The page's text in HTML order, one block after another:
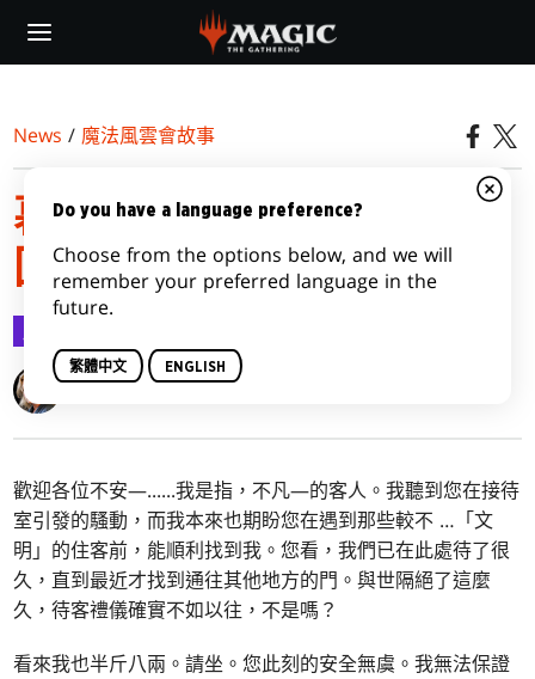
main
News / 魔法風雲會故事
暮悲邸：鬼屋驚魂｜歡迎
回家
Mira Grant
歡迎各位不安—......我是指，不凡—的客人。我聽到您在接待
室引發的騷動，而我本來也期盼您在遇到那些較不 …「文
明」的住客前，能順利找到我。您看，我們已在此處待了很
久，直到最近才找到通往其他地方的門。與世隔絕了這麼
久，待客禮儀確實不如以往，不是嗎？
看來我也半斤八兩。請坐。您此刻的安全無虞。我無法保證
Do you have a language preference?
Choose from the options below, and we will
remember your preferred language in the
future.
繁體中文 ENGLISH